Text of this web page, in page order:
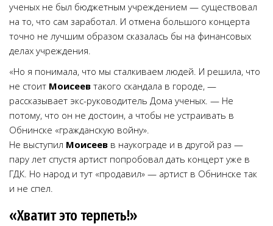
ученых не был бюджетным учреждением — существовал
на то, что сам заработал. И отмена большого концерта
точно не лучшим образом сказалась бы на финансовых
делах учреждения.
«Но я понимала, что мы сталкиваем людей. И решила, что
не стоит Моисеев такого скандала в городе, —
рассказывает экс-руководитель Дома ученых. — Не
потому, что он не достоин, а чтобы не устраивать в
Обнинске «гражданскую войну».
Не выступил Моисеев в наукограде и в другой раз —
пару лет спустя артист попробовал дать концерт уже в
ГДК. Но народ и тут «продавил» — артист в Обнинске так
и не спел.
«Хватит это терпеть!»